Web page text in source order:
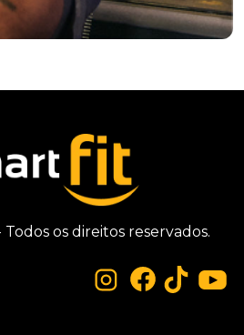
os direitos reservados.